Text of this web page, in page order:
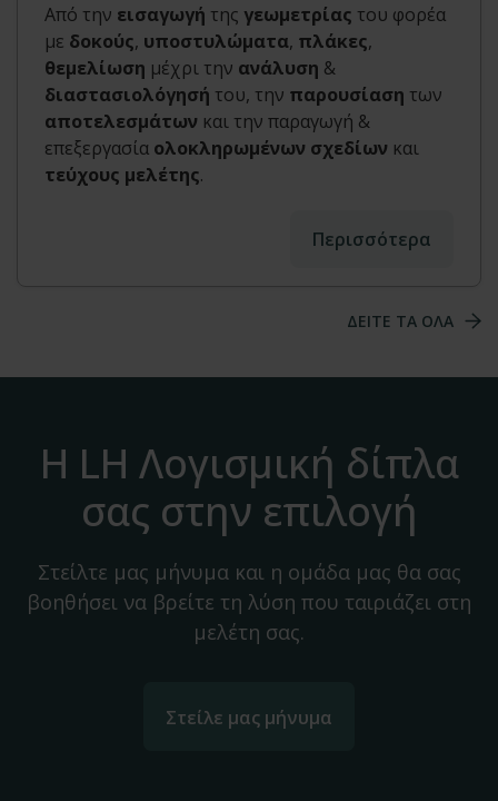
Από την εισαγωγή της γεωμετρίας του φορέα
με δοκούς, υποστυλώματα, πλάκες,
θεμελίωση μέχρι την ανάλυση &
διαστασιολόγησή του, την παρουσίαση των
αποτελεσμάτων και την παραγωγή &
επεξεργασία ολοκληρωμένων σχεδίων και
τεύχους μελέτης.
Περισσότερα
ΔΕΙΤΕ ΤΑ ΟΛΑ
Η LH Λογισμική δίπλα
σας στην επιλογή
Στείλτε μας μήνυμα και η ομάδα μας θα σας
βοηθήσει να βρείτε τη λύση που ταιριάζει στη
μελέτη σας.
Στείλε μας μήνυμα